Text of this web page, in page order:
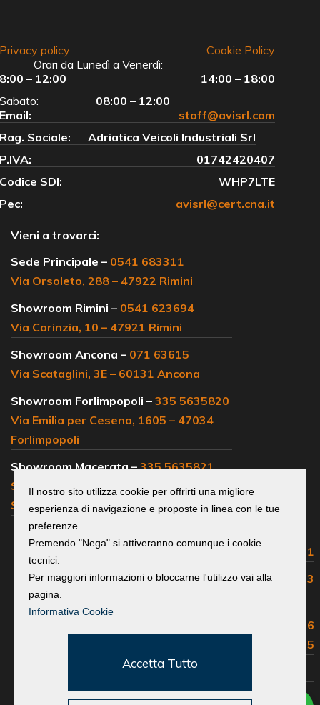
Privacy policy
Cookie Policy
Orari da Lunedì a Venerdì:
8:00 – 12:00
14:00 – 18:00
Sabato: 08:00 – 12:00
Email:
staff@avisrl.com
Rag. Sociale: Adriatica Veicoli Industriali Srl
P.IVA:
01742420407
Codice SDI:
WHP7LTE
Pec:
avisrl@cert.cna.it
Vieni a trovarci:
Sede Principale – 0541 683311
Via Orsoleto, 288 – 47922 Rimini
Showroom Rimini – 0541 623694
Via Carinzia, 10 – 47921 Rimini
Showroom Ancona – 071 63615
Via Scataglini, 3E – 60131 Ancona
Showroom Forlimpopoli – 335 5635820
Via Emilia per Cesena, 1605 – 47034
Forlimpopoli
Showroom Macerata –335 5635821
SS 77, km 102 – 62019 Loc.
Sambucheto Recanati
Centralino e
uffici commerciali:
0541 683311
Assistenza Volvo:
0541 683313
Assistenza Isuzu, Maxus,
0541 683316
0541 683315
Il nostro sito utilizza cookie per offrirti una migliore
esperienza di navigazione e proposte in linea con le tue
preferenze.
Premendo "Nega" si attiveranno comunque i cookie
tecnici.
Per maggiori informazioni o bloccarne l'utilizzo vai alla
pagina.
Informativa Cookie
Accetta Tutto